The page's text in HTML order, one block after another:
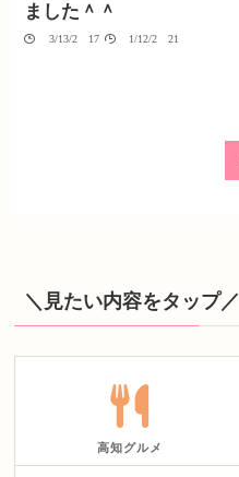
ました＾＾
03/13/2017 01/12/2021
＼見たい内容をタップ／
高知グルメ